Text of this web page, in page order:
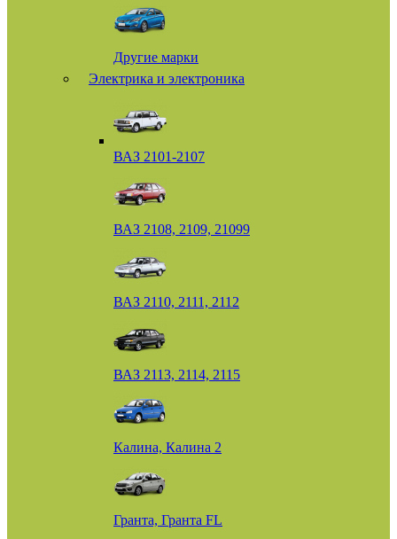
Другие марки
Электрика и электроника
ВАЗ 2101-2107
ВАЗ 2108, 2109, 21099
ВАЗ 2110, 2111, 2112
ВАЗ 2113, 2114, 2115
Калина, Калина 2
Гранта, Гранта FL